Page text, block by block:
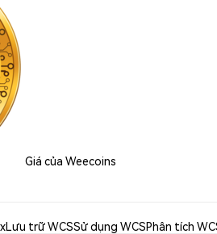
Giá của Weecoins
Lưu trữ WCSSử dụng WCSPhân tích